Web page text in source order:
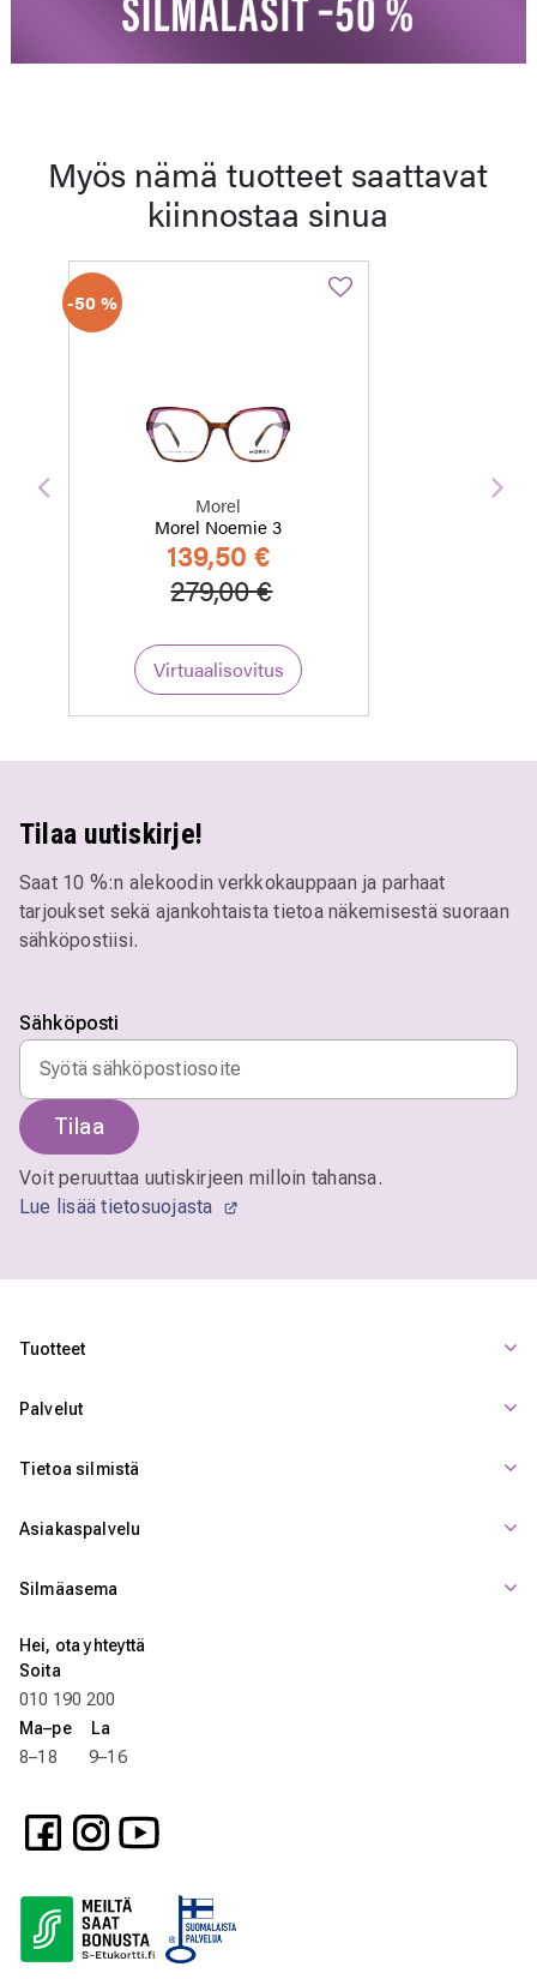
Myös nämä tuotteet saattavat
kiinnostaa sinua
-50 %
Morel
Morel Noemie 3
139,50 €
Hinta alennettu
279,00 €Alennettu hinta
Virtuaalisovitus
Edellinen
Tilaa uutiskirje!
Saat 10 %:n alekoodin verkkokauppaan ja parhaat
tarjoukset sekä ajankohtaista tietoa näkemisestä suoraan
sähköpostiisi.
Sähköposti
Tilaa
Voit peruuttaa uutiskirjeen milloin tahansa.
Lue lisää tietosuojasta
Tuotteet
Palvelut
Tietoa silmistä
Asiakaspalvelu
Silmäasema
Hei, ota yhteyttä
Soita
010 190 200
Ma–pe La
8–18 9–16